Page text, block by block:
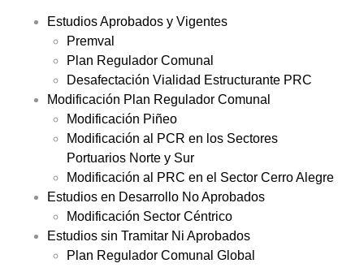
Estudios Aprobados y Vigentes
Premval
Plan Regulador Comunal
Desafectación Vialidad Estructurante PRC
Modificación Plan Regulador Comunal
Modificación Piñeo
Modificación al PCR en los Sectores
Portuarios Norte y Sur
Modificación al PRC en el Sector Cerro Alegre
Estudios en Desarrollo No Aprobados
Modificación Sector Céntrico
Estudios sin Tramitar Ni Aprobados
Plan Regulador Comunal Global